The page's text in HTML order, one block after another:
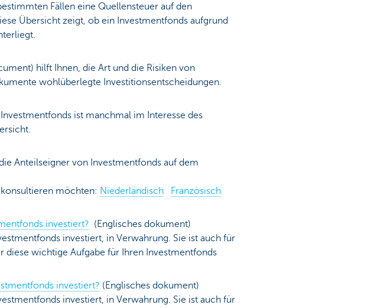
Fällen eine Quellensteuer auf den
Übersicht zeigt, ob ein Investmentfonds aufgrund
hilft Ihnen, die Art und die Risiken von
wohlüberlegte Investitionsentscheidungen.
ist manchmal im Interesse des
Anteilseigner von Investmentfonds auf dem
möchten: Niederländisch
Französisch
investiert? (Englisches dokument)
investiert, in Verwahrung. Sie ist auch für
diese wichtige Aufgabe für Ihren Investmentfonds
investiert? (Englisches dokument)
investiert, in Verwahrung. Sie ist auch für